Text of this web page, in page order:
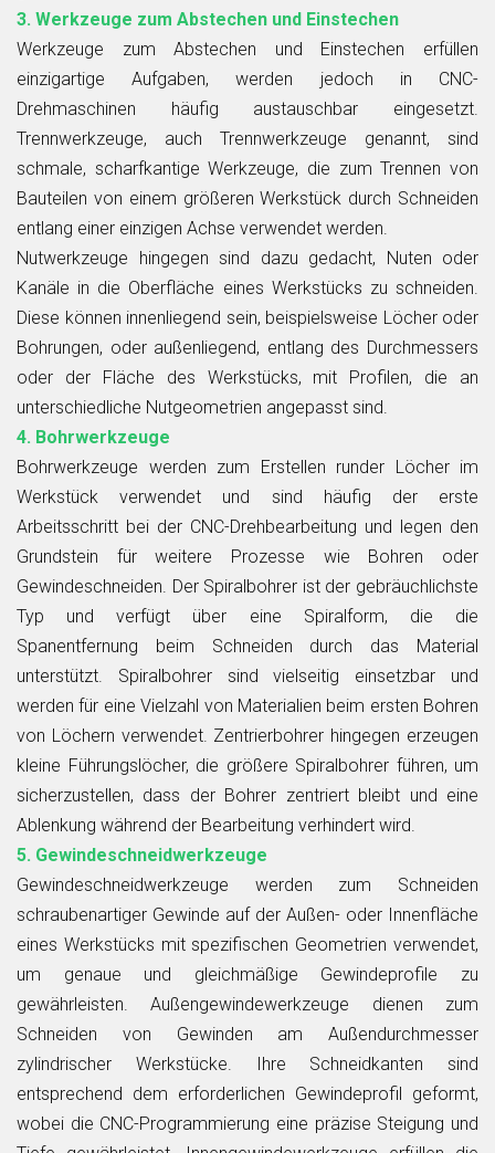
3. Werkzeuge zum Abstechen und Einstechen
Werkzeuge zum Abstechen und Einstechen erfüllen
einzigartige Aufgaben, werden jedoch in CNC-
Drehmaschinen häufig austauschbar eingesetzt.
Trennwerkzeuge, auch Trennwerkzeuge genannt, sind
schmale, scharfkantige Werkzeuge, die zum Trennen von
Bauteilen von einem größeren Werkstück durch Schneiden
entlang einer einzigen Achse verwendet werden.
Nutwerkzeuge hingegen sind dazu gedacht, Nuten oder
Kanäle in die Oberfläche eines Werkstücks zu schneiden.
Diese können innenliegend sein, beispielsweise Löcher oder
Bohrungen, oder außenliegend, entlang des Durchmessers
oder der Fläche des Werkstücks, mit Profilen, die an
unterschiedliche Nutgeometrien angepasst sind.
4. Bohrwerkzeuge
Bohrwerkzeuge werden zum Erstellen runder Löcher im
Werkstück verwendet und sind häufig der erste
Arbeitsschritt bei der CNC-Drehbearbeitung und legen den
Grundstein für weitere Prozesse wie Bohren oder
Gewindeschneiden. Der Spiralbohrer ist der gebräuchlichste
Typ und verfügt über eine Spiralform, die die
Spanentfernung beim Schneiden durch das Material
unterstützt. Spiralbohrer sind vielseitig einsetzbar und
werden für eine Vielzahl von Materialien beim ersten Bohren
von Löchern verwendet. Zentrierbohrer hingegen erzeugen
kleine Führungslöcher, die größere Spiralbohrer führen, um
sicherzustellen, dass der Bohrer zentriert bleibt und eine
Ablenkung während der Bearbeitung verhindert wird.
5. Gewindeschneidwerkzeuge
Gewindeschneidwerkzeuge werden zum Schneiden
schraubenartiger Gewinde auf der Außen- oder Innenfläche
eines Werkstücks mit spezifischen Geometrien verwendet,
um genaue und gleichmäßige Gewindeprofile zu
gewährleisten. Außengewindewerkzeuge dienen zum
Schneiden von Gewinden am Außendurchmesser
zylindrischer Werkstücke. Ihre Schneidkanten sind
entsprechend dem erforderlichen Gewindeprofil geformt,
wobei die CNC-Programmierung eine präzise Steigung und